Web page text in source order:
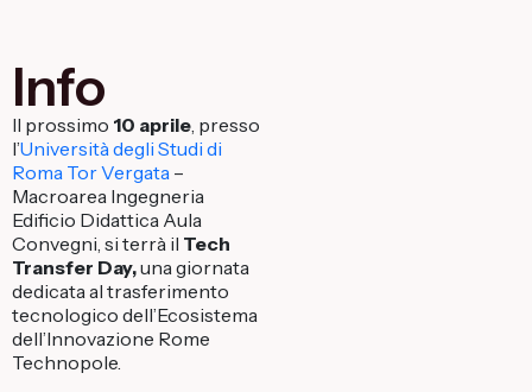
Info
Il prossimo 10 aprile, presso
l’Università degli Studi di
Roma Tor Vergata –
Macroarea Ingegneria
Edificio Didattica Aula
Convegni, si terrà il Tech
Transfer Day,una giornata
dedicata al trasferimento
tecnologico dell’Ecosistema
dell’Innovazione Rome
Technopole.